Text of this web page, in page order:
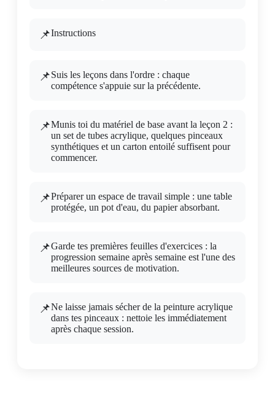
Instructions
Suis les leçons dans l'ordre : chaque
compétence s'appuie sur la précédente.
Munis toi du matériel de base avant la leçon 2 :
un set de tubes acrylique, quelques pinceaux
synthétiques et un carton entoilé suffisent pour
commencer.
Préparer un espace de travail simple : une table
protégée, un pot d'eau, du papier absorbant.
Garde tes premières feuilles d'exercices : la
progression semaine après semaine est l'une des
meilleures sources de motivation.
Ne laisse jamais sécher de la peinture acrylique
dans tes pinceaux : nettoie les immédiatement
après chaque session.